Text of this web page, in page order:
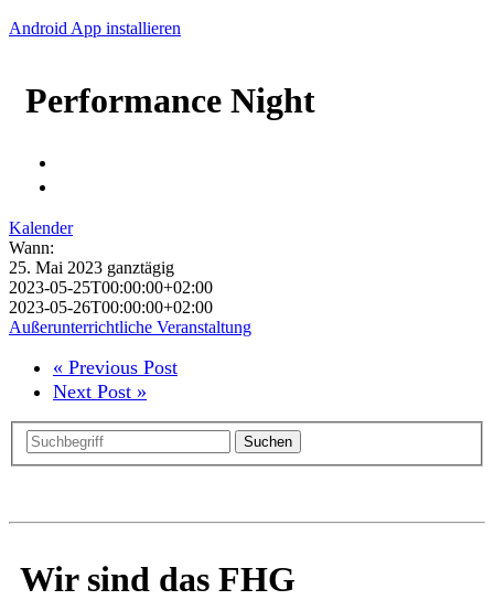
Android App installieren
Performance Night
Kalender
Wann:
25. Mai 2023 ganztägig
2023-05-25T00:00:00+02:00
2023-05-26T00:00:00+02:00
Außerunterrichtliche Veranstaltung
« Previous Post
Next Post »
Suchen
Wir sind das FHG